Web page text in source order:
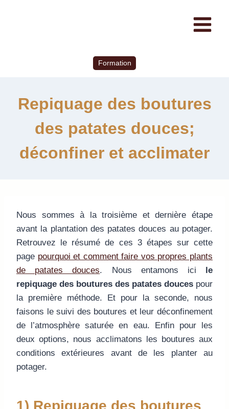
Formation
Repiquage des boutures
des patates douces;
déconfiner et acclimater
Nous sommes à la troisième et dernière étape
avant la plantation des patates douces au potager.
Retrouvez le résumé de ces 3 étapes sur cette
page pourquoi et comment faire vos propres plants
de patates douces. Nous entamons ici
le
repiquage des boutures des patates douces pour
la première méthode. Et pour la seconde, nous
faisons le suivi des boutures et leur déconfinement
de l’atmosphère saturée en eau. Enfin pour les
deux options, nous acclimatons les boutures aux
conditions extérieures avant de les planter au
potager.